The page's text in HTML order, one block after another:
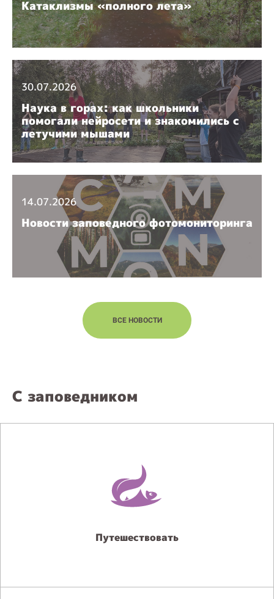
Катаклизмы «полного лета»
30.07.2026
Наука в горах: как школьники
помогали нейросети и знакомились с
летучими мышами
14.07.2026
Новости заповедного фотомониторинга
ВСЕ НОВОСТИ
С заповедником
Путешествовать